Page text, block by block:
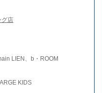
グ店
LIEN、b・ROOM
KIDS